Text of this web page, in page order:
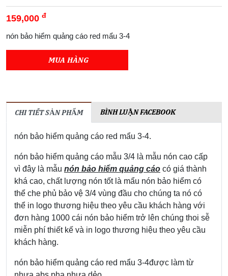
159,000 đ
nón bảo hiểm quảng cáo red mẩu 3-4
MUA HÀNG
CHI TIẾT SẢN PHẨM BÌNH LUẬN FACEBOOK
nón bảo hiểm quảng cáo red mẩu 3-4.
nón bảo hiểm quảng cáo mẫu 3/4 là mẫu nón cao cấp
vì đây là mẫu nón bảo hiểm quảng cáo có giá thành
khá cao, chất lượng nón tốt là mẩu nón bảo hiểm có
thể che phủ bảo vệ 3/4 vùng đầu cho chúng ta nó có
thể in logo thương hiệu theo yêu cầu khách hàng với
đơn hàng 1000 cái nón bảo hiểm trở lên chúng thoi sễ
miễn phí thiết kế và in logo thương hiệu theo yêu cầu
khách hàng.
nón bảo hiểm quảng cáo red mẩu 3-4được làm từ